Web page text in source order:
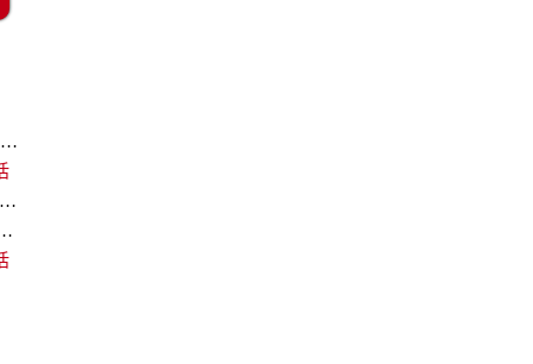
杭州欧米茄回收价格查询和各大回收平台实测排行（2026年7月最新数据）
郑州欧米茄回收价格查询及各大平台实测排行(2026年7月最新数据)
址及官方电话权威信息通告（2026年7月最新）